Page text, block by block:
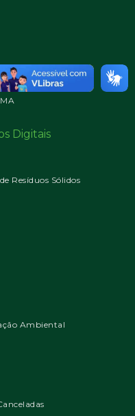
Digitais
Resíduos Sólidos
Ambiental